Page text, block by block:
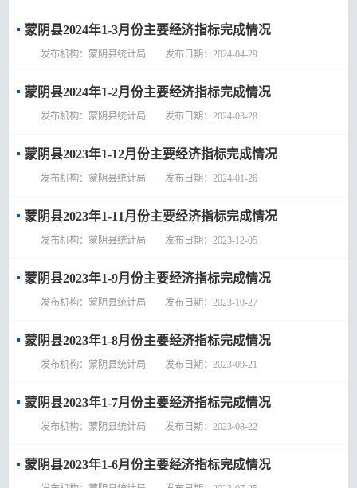
蒙阴县2024年1-3月份主要经济指标完成情况
发布机构：蒙阴县统计局 发布日期：2024-04-29
蒙阴县2024年1-2月份主要经济指标完成情况
发布机构：蒙阴县统计局 发布日期：2024-03-28
蒙阴县2023年1-12月份主要经济指标完成情况
发布机构：蒙阴县统计局 发布日期：2024-01-26
蒙阴县2023年1-11月份主要经济指标完成情况
发布机构：蒙阴县统计局 发布日期：2023-12-05
蒙阴县2023年1-9月份主要经济指标完成情况
发布机构：蒙阴县统计局 发布日期：2023-10-27
蒙阴县2023年1-8月份主要经济指标完成情况
发布机构：蒙阴县统计局 发布日期：2023-09-21
蒙阴县2023年1-7月份主要经济指标完成情况
发布机构：蒙阴县统计局 发布日期：2023-08-22
蒙阴县2023年1-6月份主要经济指标完成情况